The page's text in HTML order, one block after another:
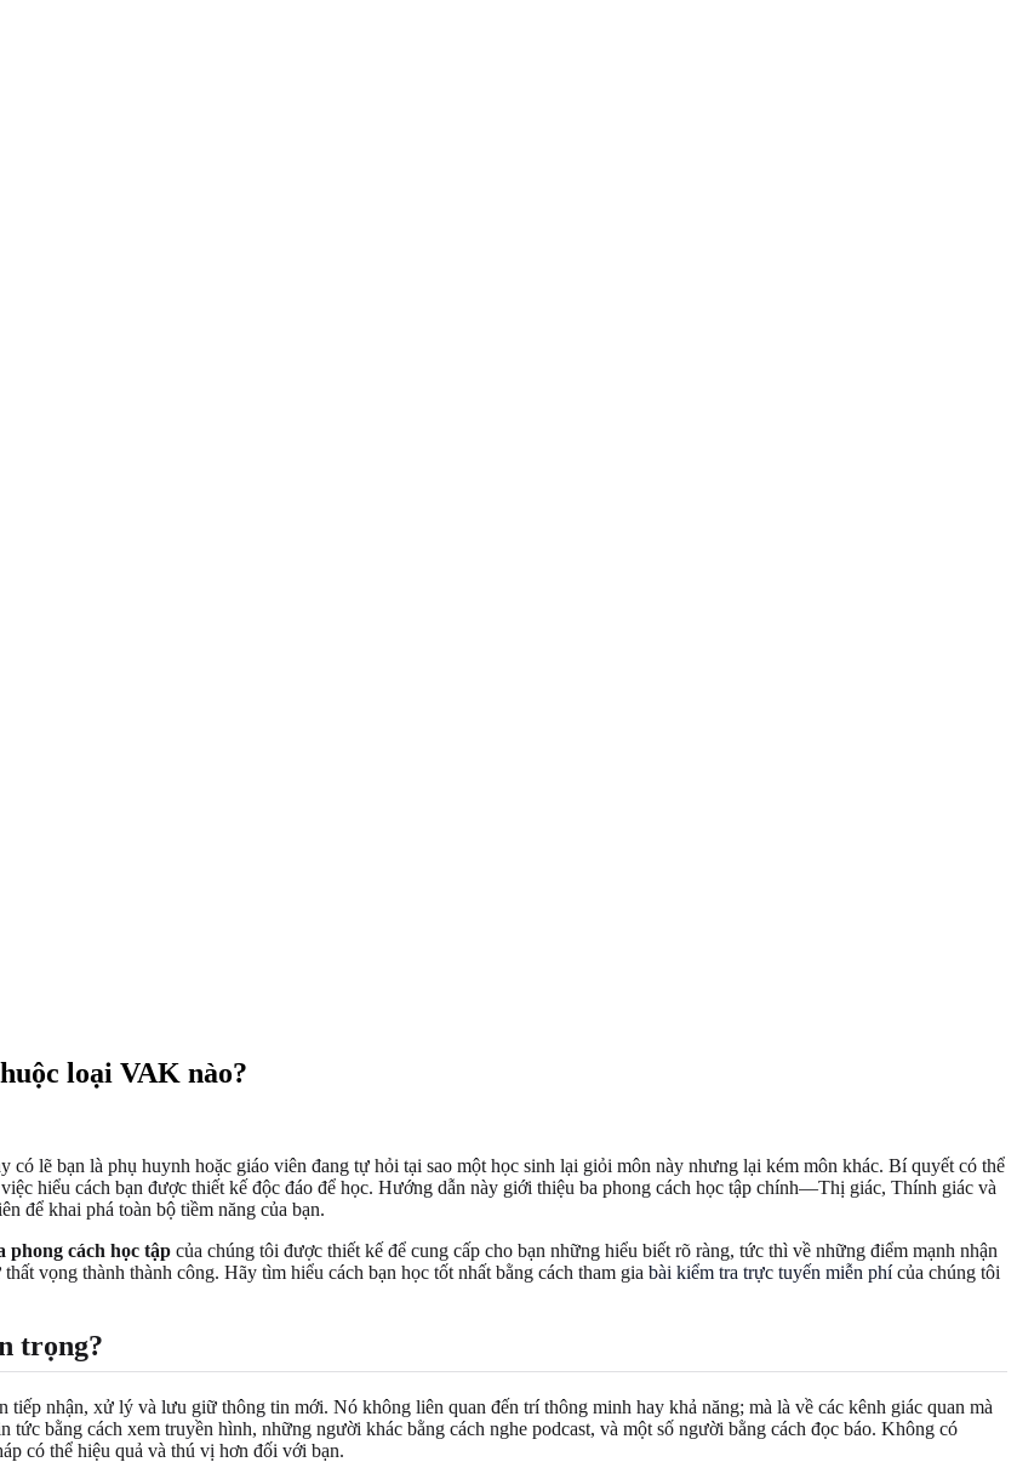
loại VAK nào?
lẽ bạn là phụ huynh hoặc giáo viên đang tự hỏi tại sao một học sinh lại giỏi môn này nhưng lại kém môn khác. Bí quyết có thể
hiểu cách bạn được thiết kế độc đáo để học. Hướng dẫn này giới thiệu ba phong cách học tập chính—Thị giác, Thính giác và
để khai phá toàn bộ tiềm năng của bạn.
phong cách học tập của chúng tôi được thiết kế để cung cấp cho bạn những hiểu biết rõ ràng, tức thì về những điểm mạnh nhận
vọng thành thành công. Hãy tìm hiểu cách bạn học tốt nhất bằng cách tham gia bài kiểm tra trực tuyến miễn phícủa chúng tôi
trọng?
tiếp nhận, xử lý và lưu giữ thông tin mới. Nó không liên quan đến trí thông minh hay khả năng; mà là về các kênh giác quan mà
bằng cách xem truyền hình, những người khác bằng cách nghe podcast, và một số người bằng cách đọc báo. Không có
có thể hiệu quả và thú vị hơn đối với bạn.